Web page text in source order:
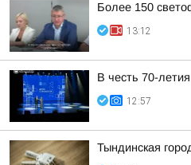
Более 150
13:12
В честь 70-
12:57
Тындинская